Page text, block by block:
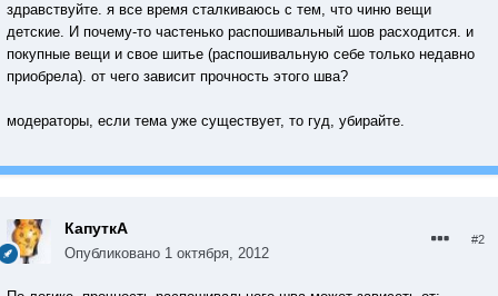
здравствуйте. я все время сталкиваюсь с тем, что чиню вещи
детские. И почему-то частенько распошивальный шов расходится. и
покупные вещи и свое шитье (распошивальную себе только недавно
приобрела). от чего зависит прочность этого шва?
модераторы, если тема уже существует, то гуд, убирайте.
КапуткА
Опубликовано 1 октября, 2012
#2